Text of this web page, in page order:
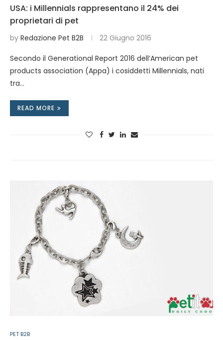
USA: i Millennials rappresentano il 24% dei
proprietari di pet
by Redazione Pet B2B 22 Giugno 2016
Secondo il Generational Report 2016 dell’American pet
products association (Appa) i cosiddetti Millennials, nati
tra…
READ MORE
PET B2B